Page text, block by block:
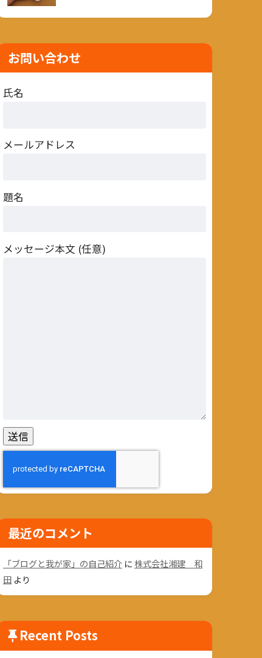
お問い合わせ
氏名
メールアドレス
題名
メッセージ本文 (任意)
最近のコメント
「ブログと我が家」の自己紹介 に株式会社湘建 和
田 より
Recent Posts